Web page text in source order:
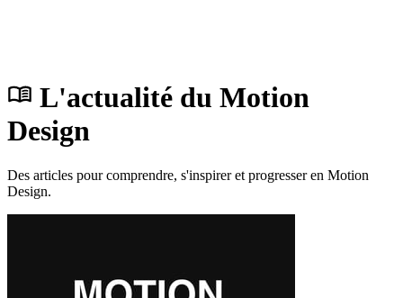
L'actualité du Motion
Design
Des articles pour comprendre, s'inspirer et progresser en Motion
Design.